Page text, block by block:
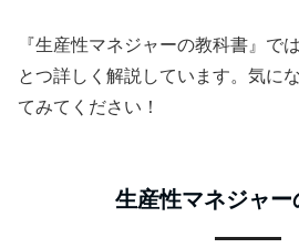
『生産性マネジャーの教科書』で
とつ詳しく解説しています。気に
てみてください！
生産性マネジャー